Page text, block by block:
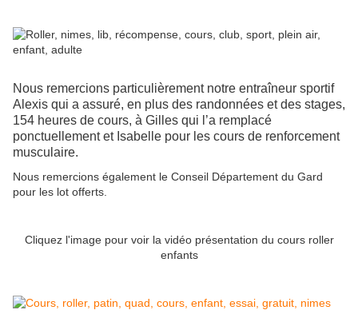
Nous remercions particulièrement notre entraîneur sportif
Alexis qui a assuré, en plus des randonnées et des stages,
154 heures de cours, à Gilles qui l’a remplacé
ponctuellement et Isabelle pour les cours de renforcement
musculaire.
Nous remercions également le Conseil Département du Gard
pour les lot offerts.
Cliquez l'image pour voir la vidéo présentation du cours roller
enfants